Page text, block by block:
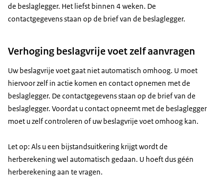
de beslaglegger. Het liefst binnen 4 weken. De
contactgegevens staan op de brief van de beslaglegger.
Verhoging beslagvrije voet zelf aanvragen
Uw beslagvrije voet gaat niet automatisch omhoog. U moet
hiervoor zelf in actie komen en contact opnemen met de
beslaglegger. De contactgegevens staan op de brief van de
beslaglegger. Voordat u contact opneemt met de beslaglegger
moet u zelf controleren of uw beslagvrije voet omhoog kan.
Let op: Als u een bijstandsuitkering krijgt wordt de
herberekening wel automatisch gedaan. U hoeft dus géén
herberekening aan te vragen.